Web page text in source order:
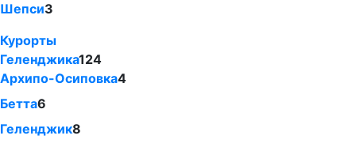
Шепси3
Курорты
Геленджика124
Архипо-Осиповка4
Бетта6
Геленджик8